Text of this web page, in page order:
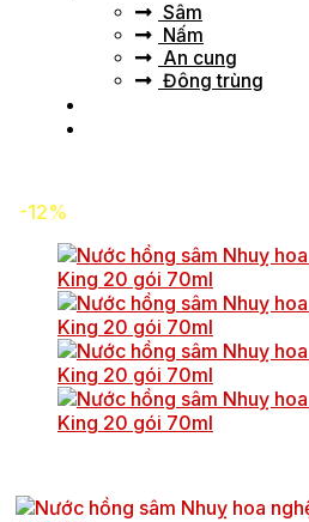
Sâm
Nấm
An cung
Đông trùng
-12%